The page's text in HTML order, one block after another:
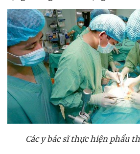
Các y bác sĩ thực hiện phẩu